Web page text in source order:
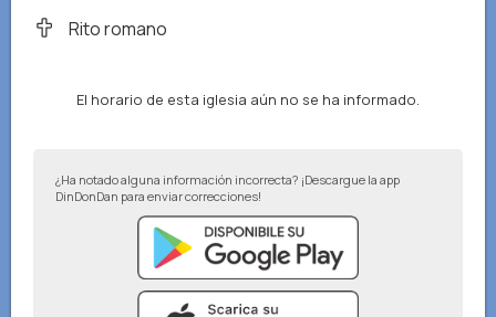
Rito romano
El horario de esta iglesia aún no se ha informado.
¿Ha notado alguna información incorrecta? ¡Descargue la app
DinDonDan para enviar correcciones!